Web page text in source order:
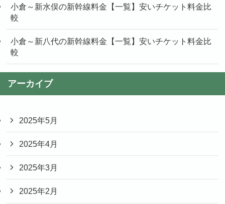
小倉～新水俣の新幹線料金【一覧】安いチケット料金比
較
小倉～新八代の新幹線料金【一覧】安いチケット料金比
較
アーカイブ
2025年5月
2025年4月
2025年3月
2025年2月